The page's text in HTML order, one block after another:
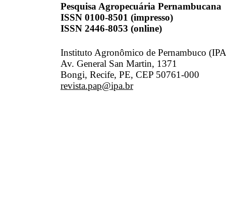
Pesquisa Agropecuária Pernambucana
ISSN 0100-8501 (impresso)
ISSN 2446-8053 (online)
Instituto Agronômico de Pernambuco
Av. General San Martin, 1371
Bongi, Recife, PE, CEP 50761-000
revista.pap@ipa.br